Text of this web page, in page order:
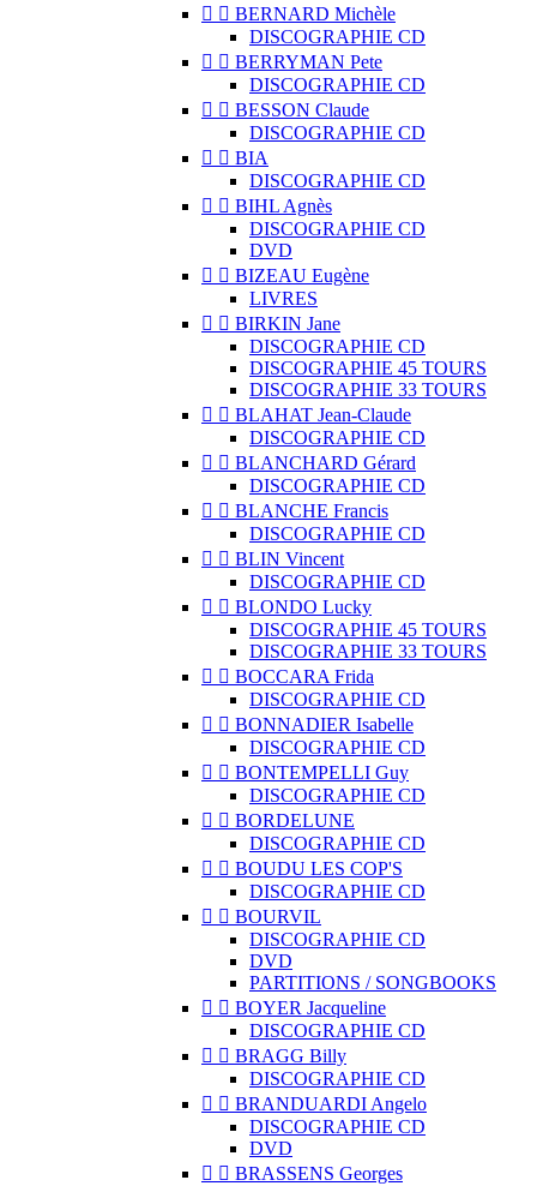
  BERNARD Michèle
DISCOGRAPHIE CD
  BERRYMAN Pete
DISCOGRAPHIE CD
  BESSON Claude
DISCOGRAPHIE CD
  BIA
DISCOGRAPHIE CD
  BIHL Agnès
DISCOGRAPHIE CD
DVD
  BIZEAU Eugène
LIVRES
  BIRKIN Jane
DISCOGRAPHIE CD
DISCOGRAPHIE 45 TOURS
DISCOGRAPHIE 33 TOURS
  BLAHAT Jean-Claude
DISCOGRAPHIE CD
  BLANCHARD Gérard
DISCOGRAPHIE CD
  BLANCHE Francis
DISCOGRAPHIE CD
  BLIN Vincent
DISCOGRAPHIE CD
  BLONDO Lucky
DISCOGRAPHIE 45 TOURS
DISCOGRAPHIE 33 TOURS
  BOCCARA Frida
DISCOGRAPHIE CD
  BONNADIER Isabelle
DISCOGRAPHIE CD
  BONTEMPELLI Guy
DISCOGRAPHIE CD
  BORDELUNE
DISCOGRAPHIE CD
  BOUDU LES COP'S
DISCOGRAPHIE CD
  BOURVIL
DISCOGRAPHIE CD
DVD
PARTITIONS / SONGBOOKS
  BOYER Jacqueline
DISCOGRAPHIE CD
  BRAGG Billy
DISCOGRAPHIE CD
  BRANDUARDI Angelo
DISCOGRAPHIE CD
DVD
  BRASSENS Georges